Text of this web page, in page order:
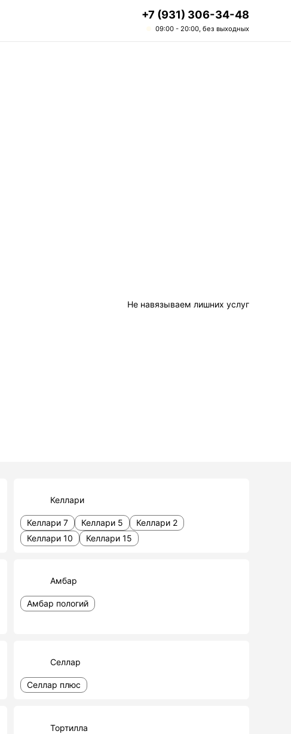
+7 (931) 306-34-48
09:00 - 20:00, без выходных
Не навязываем лишних услуг
Келлари
Келлари 7 Келлари 5
Келлари 2
Келлари 10
Келлари 15
Амбар
Амбар пологий
Селлар
Селлар плюс
Тортилла